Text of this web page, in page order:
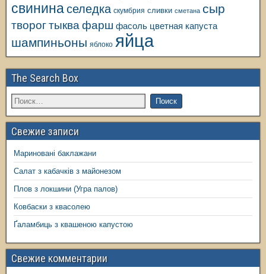
свининаселедка скумбрия сливки сметана сыр
творогтыква фарш фасоль цветная капуста
шампиньоны яблоко яйца
The Search Box
Свежие записи
Мариновані баклажани
Салат з кабачків з майонезом
Плов з локшини (Угра палов)
Ковбаски з квасолею
Ґаламбиць з квашеною капустою
Свежие комментарии